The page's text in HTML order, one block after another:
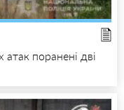
поранені дві